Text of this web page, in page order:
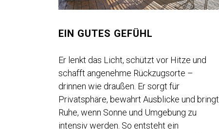
EIN GUTES GEFÜHL
Er lenkt das Licht, schützt vor Hitze und
schafft angenehme Rückzugsorte –
drinnen wie draußen. Er sorgt für
Privatsphäre, bewahrt Ausblicke und bringt
Ruhe, wenn Sonne und Umgebung zu
intensiv werden. So entsteht ein